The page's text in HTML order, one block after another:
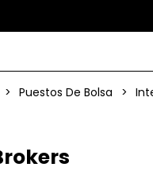
> Puestos De Bolsa >